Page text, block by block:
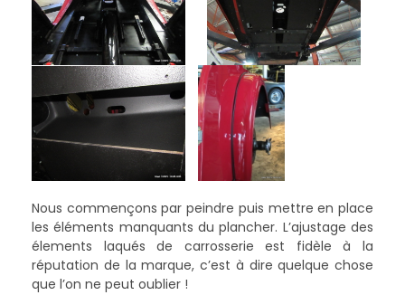
Nous commençons par peindre puis mettre en place
les éléments manquants du plancher. L’ajustage des
élements laqués de carrosserie est fidèle à la
réputation de la marque, c’est à dire quelque chose
que l’on ne peut oublier !